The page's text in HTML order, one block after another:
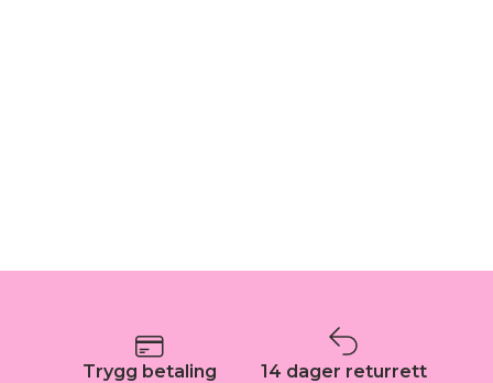
Trygg betaling 14 dager returrett